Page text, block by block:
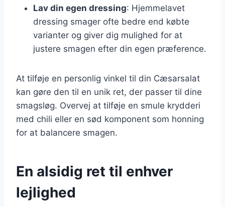
Lav din egen dressing: Hjemmelavet
dressing smager ofte bedre end købte
varianter og giver dig mulighed for at
justere smagen efter din egen præference.
At tilføje en personlig vinkel til din Cæsarsalat
kan gøre den til en unik ret, der passer til dine
smagsløg. Overvej at tilføje en smule krydderi
med chili eller en sød komponent som honning
for at balancere smagen.
En alsidig ret til enhver
lejlighed